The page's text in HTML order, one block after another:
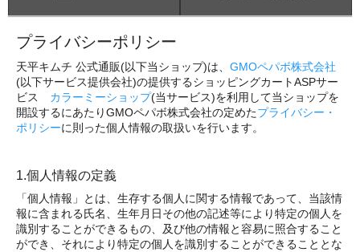
プライバシーポリシー
天平キムチ 公式通販(以下当ショップ)は、 GMOペパボ株式会社
(以下サービス提供会社)の提供するショッピングカートASPサー
ビス カラーミーショップ(当サービス)を利用して当ショップを
開設するにあたりGMOペパボ株式会社の定めたプライバシー・
ポリシーに則った個人情報の取扱いを行います。
1.個人情報の定義
「個人情報」とは、生存する個人に関する情報であって、当該情
報に含まれる氏名、生年月日その他の記述等により特定の個人を
識別することができるもの、及び他の情報と容易に照合すること
ができ、それにより特定の個人を識別することができることとな